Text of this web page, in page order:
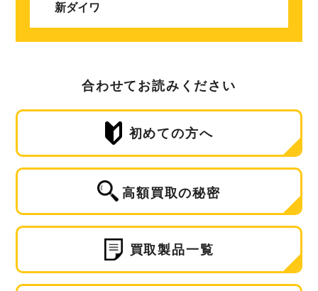
新ダイワ
合わせてお読みください
初めての方へ
高額買取の秘密
買取製品一覧